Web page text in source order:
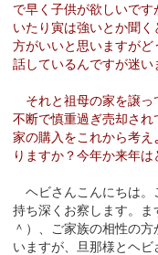
で早く子供が欲しいで
いたり寅は強いとか聞
方がいいと思いますが
話しているんですが迷い
それと祖母の家を譲っ
不断で慎重過ぎ売却され
家の購入をこれから考
りますか？今年か来年は
ヘビさんこんにちは。
持ち深くお察します。ま
＾）、ご家族の相性の
いますが、旦那様とヘ